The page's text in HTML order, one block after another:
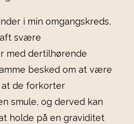
i min omgangskreds,
svære
med dertilhørende
besked om at være
de forkorter
smule, og derved kan
holde på en graviditet